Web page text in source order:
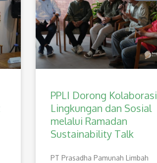
PPLI Dorong Kolaborasi
Lingkungan dan Sosial
melalui Ramadan
Sustainability Talk
PT Prasadha Pamunah Limbah